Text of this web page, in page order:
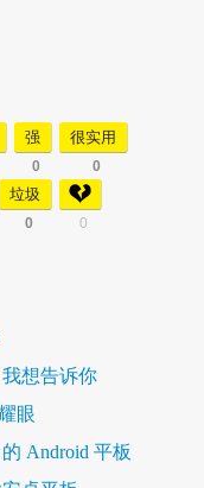
强
0
很实用
0
垃圾
0 0
想告诉你
眼
Android 平板